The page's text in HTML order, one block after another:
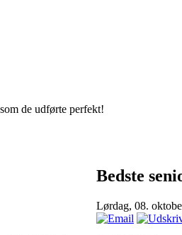
de udførte perfekt!
Bedste
Lørdag, 08.